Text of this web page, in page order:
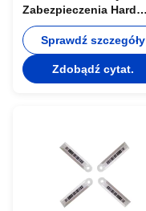
Zabezpieczenia Hard
Tags Anti Theft dla
biżuterii / sklepu
odzieżowego
Sprawdź szczegóły
Zdobądź cytat.